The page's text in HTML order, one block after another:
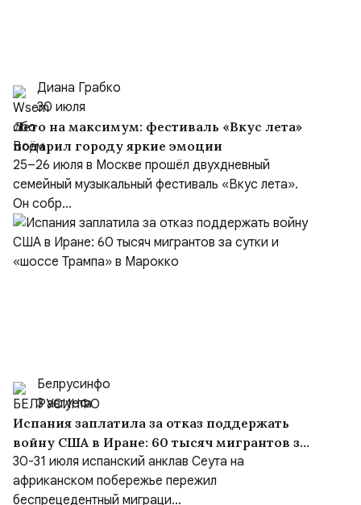
Диана Грабко
30 июля
Лето на максимум: фестиваль «Вкус лета»
подарил городу яркие эмоции
25–26 июля в Москве прошёл двухдневный
семейный музыкальный фестиваль «Вкус лета».
Он собр...
Белрусинфо
3 августа
Испания заплатила за отказ поддержать
войну США в Иране: 60 тысяч мигрантов за
сутки и «шоссе Трампа» в Марокко
30-31 июля испанский анклав Сеута на
африканском побережье пережил
беспрецедентный миграци...